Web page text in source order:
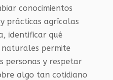
conocimientos
prácticas agrícolas
identificar qué
permite
personas y respetar
algo tan cotidiano